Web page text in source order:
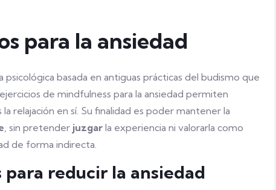
para la ansiedad
psicológica basada en antiguas prácticas del budismo que
de mindfulness para la ansiedad permiten
relajación en sí. Su finalidad es poder mantener la
, sin pretender juzgar la experiencia ni valorarla como
de forma indirecta.
reducir la ansiedad